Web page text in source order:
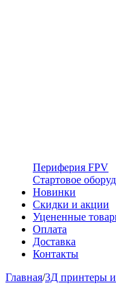
Периферия FPV
Стартовое
Новинки
Скидки и акции
Уцененные
Оплата
Доставка
Контакты
Главная/3Д принтеры